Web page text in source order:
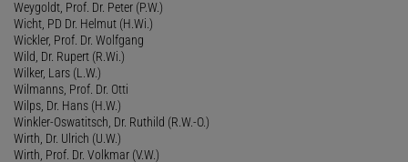
Weygoldt, Prof. Dr. Peter (P.W.)
Wicht, PD Dr. Helmut (H.Wi.)
Wickler, Prof. Dr. Wolfgang
Wild, Dr. Rupert (R.Wi.)
Wilker, Lars (L.W.)
Wilmanns, Prof. Dr. Otti
Wilps, Dr. Hans (H.W.)
Winkler-Oswatitsch, Dr. Ruthild (R.W.-O.)
Wirth, Dr. Ulrich (U.W.)
Wirth, Prof. Dr. Volkmar (V.W.)